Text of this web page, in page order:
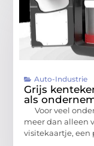
Auto-Industrie
Grijs
als
Voor veel
meer dan alleen
visitekaartje, een